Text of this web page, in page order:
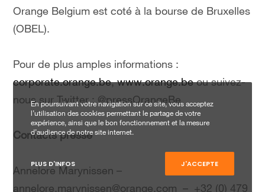
Orange Belgium est coté à la bourse de Bruxelles
(OBEL).
Pour de plus amples informations :
corporate.orange.be,www.orange.beou suivez-
nous sur Twitter : @pressOrangeBe.
Contacts presse
Annelore Marynissen –
annelore.marynissen@orange.com – +32 (0) 479
En poursuivant votre navigation sur ce site, vous acceptez
l’utilisation des cookies permettant le partage de votre
expérience, ainsi que le bon fonctionnement et la mesure
d’audience de notre site internet.
PLUS D'INFOS J'ACCEPTE